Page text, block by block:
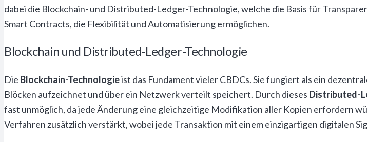
dabei die Blockchain- und Distributed-Ledger-Technologie, welche die Basis für
Smart Contracts, die Flexibilität und Automatisierung ermöglichen.
Blockchain und Distributed-Ledger-Technologie
Die Blockchain-Technologieist das Fundament vieler CBDCs. Sie fungiert als ein
Blöcken aufzeichnet und über ein Netzwerk verteilt speichert. Durch dieses Distributed-
fast unmöglich, da jede Änderung eine gleichzeitige Modifikation aller Kopien erfordern
Verfahren zusätzlich verstärkt, wobei jede Transaktion mit einem einzigartigen digitalen